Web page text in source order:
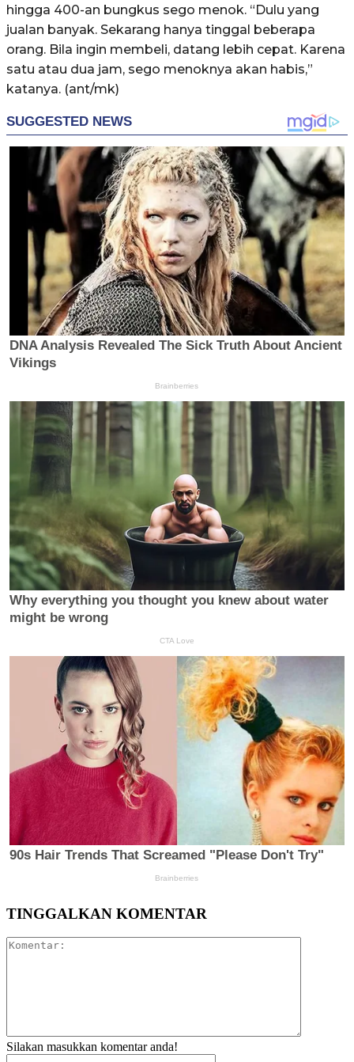
hingga 400-an bungkus sego menok. “Dulu yang
jualan banyak. Sekarang hanya tinggal beberapa
orang. Bila ingin membeli, datang lebih cepat. Karena
satu atau dua jam, sego menoknya akan habis,”
katanya. (ant/mk)
TINGGALKAN KOMENTAR
Silakan masukkan komentar anda!